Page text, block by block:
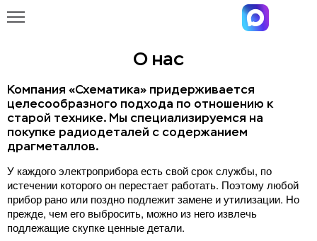
О нас
Компания «Схематика» придерживается
целесообразного подхода по отношению к
старой технике. Мы специализируемся на
покупке радиодеталей с содержанием
драгметаллов.
У каждого электроприбора есть свой срок службы, по
истечении которого он перестает работать. Поэтому любой
прибор рано или поздно подлежит замене и утилизации. Но
прежде, чем его выбросить, можно из него извлечь
подлежащие скупке ценные детали.